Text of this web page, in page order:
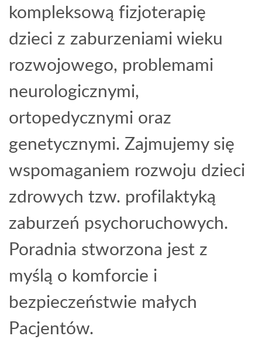
kompleksową fizjoterapię
dzieci z zaburzeniami wieku
rozwojowego, problemami
neurologicznymi,
ortopedycznymi oraz
genetycznymi. Zajmujemy się
wspomaganiem rozwoju dzieci
zdrowych tzw. profilaktyką
zaburzeń psychoruchowych.
Poradnia stworzona jest z
myślą o komforcie i
bezpieczeństwie małych
Pacjentów.